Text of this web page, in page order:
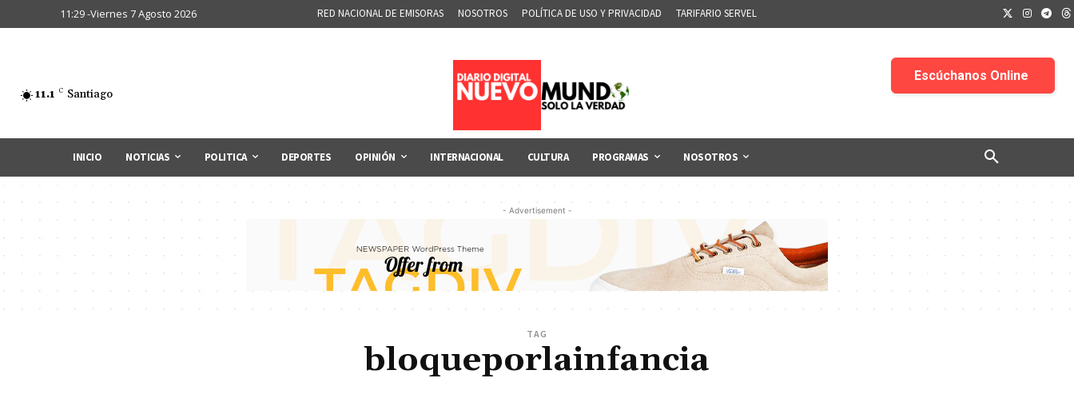
11:29 -Viernes 7 Agosto 2026 RED NACIONAL DE EMISORAS NOSOTROS POLÍTICA DE USO Y PRIVACIDAD TARIFARIO SERVEL
11.1 C Santiago
INICIO NOTICIAS POLITICA DEPORTES OPINIÓN INTERNACIONAL CULTURA PROGRAMAS NOSOTROS
- Advertisement -
TAG
bloqueporlainfancia